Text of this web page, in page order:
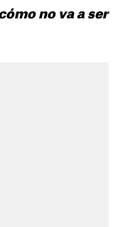
no va a ser